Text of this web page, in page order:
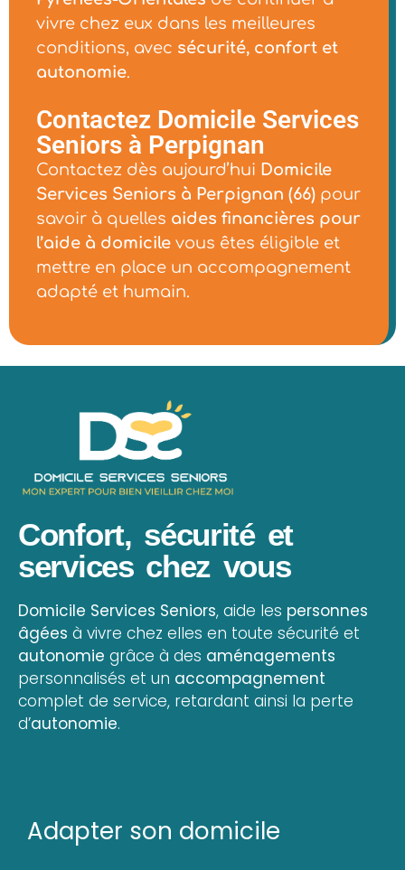
vivre chez eux dans les meilleures
conditions, avec sécurité, confort et
autonomie.
Contactez Domicile Services
Seniors à Perpignan
Contactez dès aujourd’hui Domicile
Services Seniors à Perpignan (66) pour
savoir à quelles aides financières pour
l’aide à domicile vous êtes éligible et
mettre en place un accompagnement
adapté et humain.
Confort, sécurité et
services chez vous
Domicile Services Seniors, aide les personnes
âgées à vivre chez elles en toute sécurité et
autonomie grâce à des aménagements
personnalisés et un accompagnement
complet de service, retardant ainsi la perte
d’autonomie.
Adapter son domicile